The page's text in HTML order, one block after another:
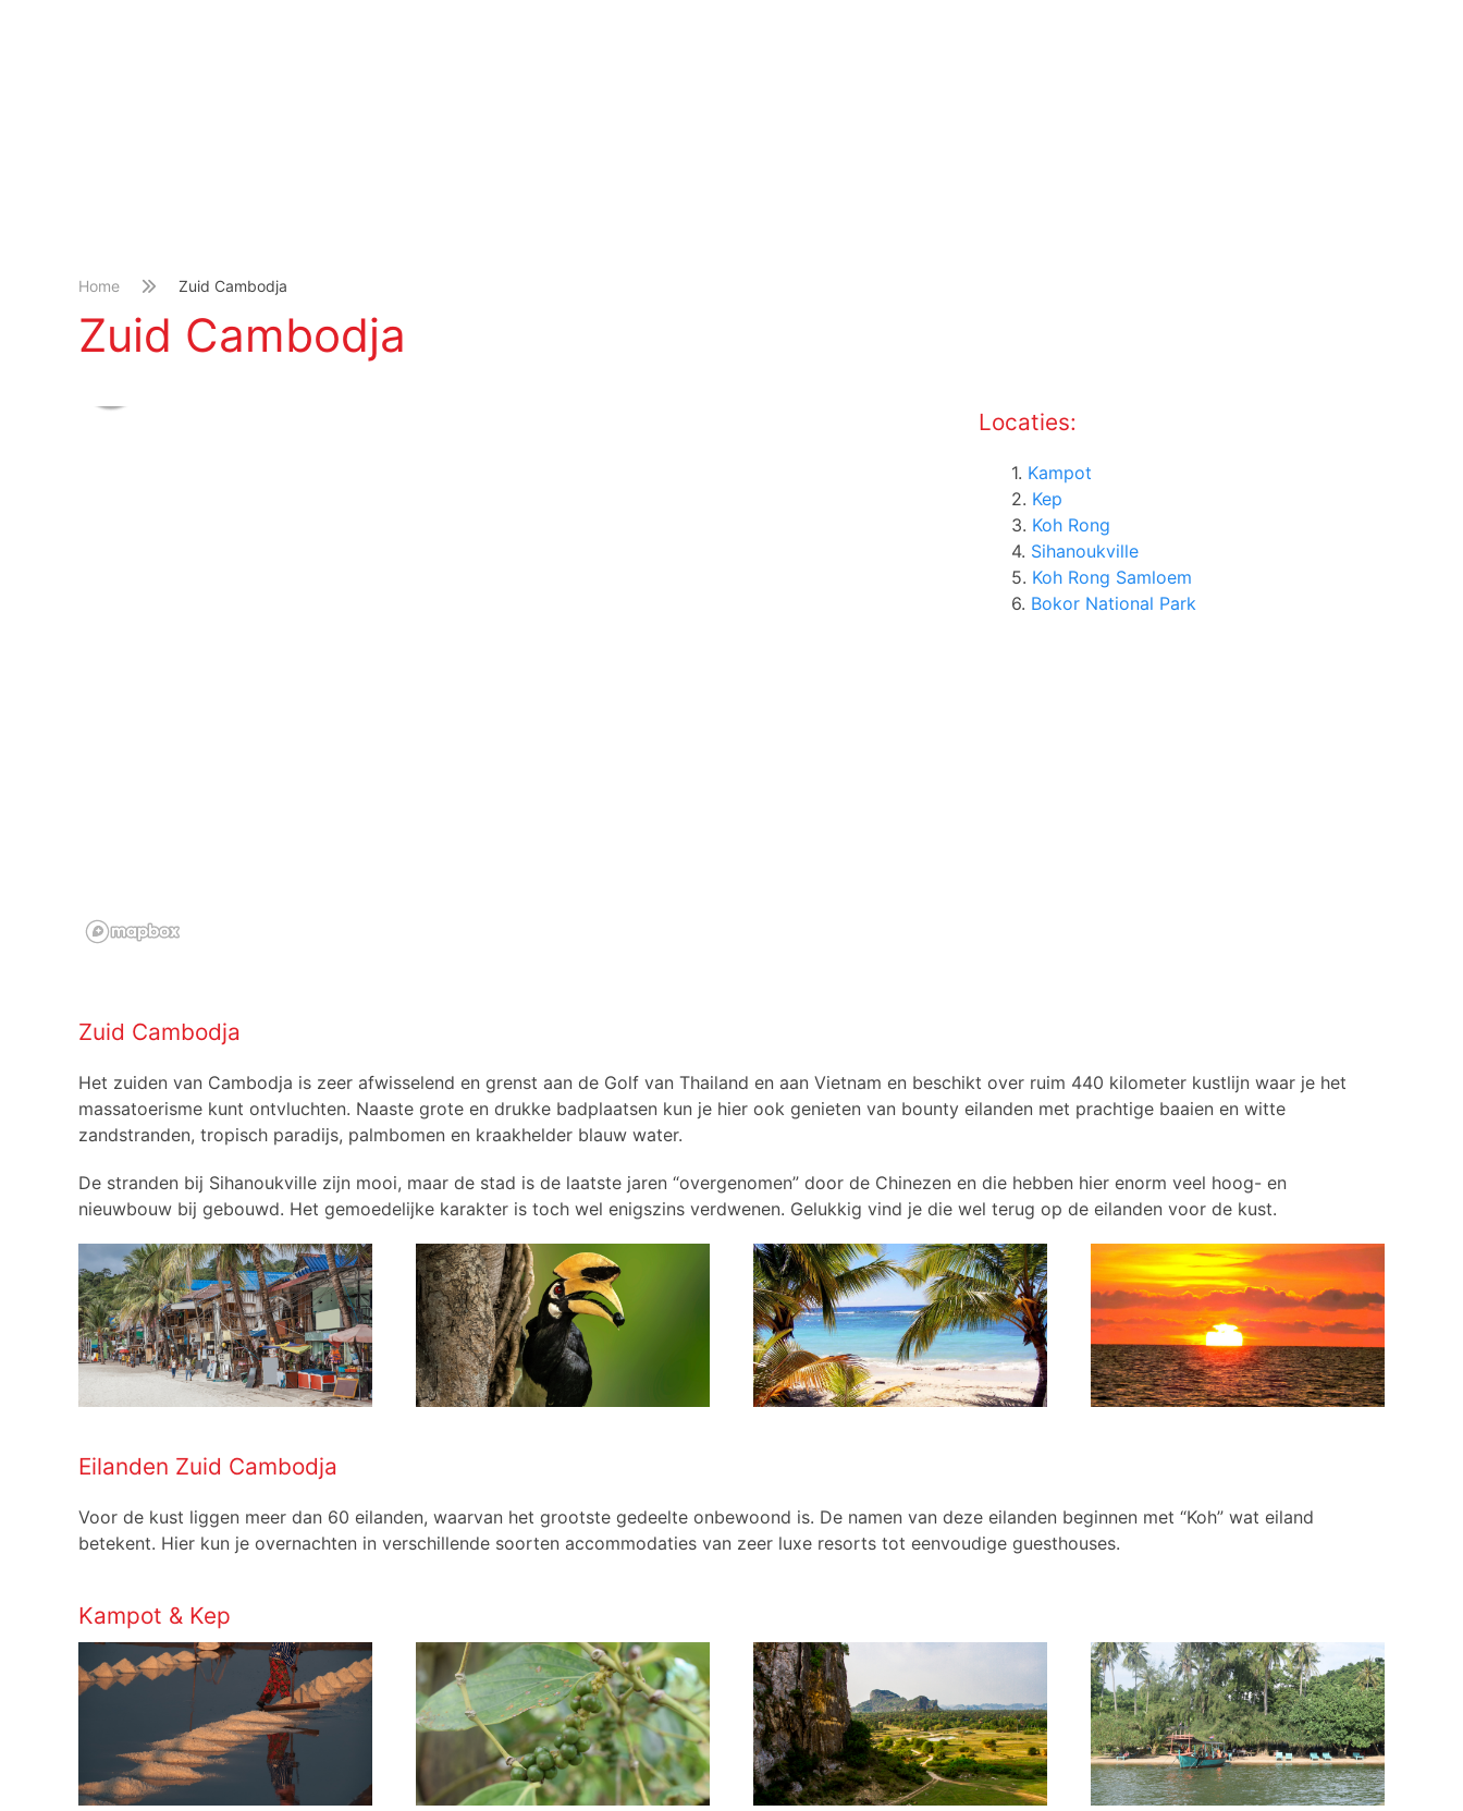
Home Zuid Cambodja
Zuid Cambodja
Locaties:
1. Kampot
2. Kep
3. Koh Rong
4. Sihanoukville
5. Koh Rong Samloem
6. Bokor National Park
Zuid Cambodja
Het zuiden van Cambodja is zeer afwisselend en grenst aan de Golf van Thailand en aan Vietnam en beschikt over ruim 440 kilometer kustlijn waar je het
massatoerisme kunt ontvluchten. Naaste grote en drukke badplaatsen kun je hier ook genieten van bounty eilanden met prachtige baaien en witte
zandstranden, tropisch paradijs, palmbomen en kraakhelder blauw water.
De stranden bij Sihanoukville zijn mooi, maar de stad is de laatste jaren “overgenomen” door de Chinezen en die hebben hier enorm veel hoog- en
nieuwbouw bij gebouwd. Het gemoedelijke karakter is toch wel enigszins verdwenen. Gelukkig vind je die wel terug op de eilanden voor de kust.
Eilanden Zuid Cambodja
Voor de kust liggen meer dan 60 eilanden, waarvan het grootste gedeelte onbewoond is. De namen van deze eilanden beginnen met “Koh” wat eiland
betekent. Hier kun je overnachten in verschillende soorten accommodaties van zeer luxe resorts tot eenvoudige guesthouses.
Kampot & Kep